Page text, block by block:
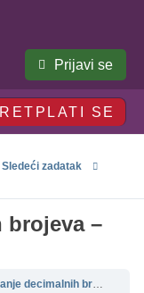
Prijavi se
SE
Sledeći zadatak
brojeva –
decimalnih brojeva